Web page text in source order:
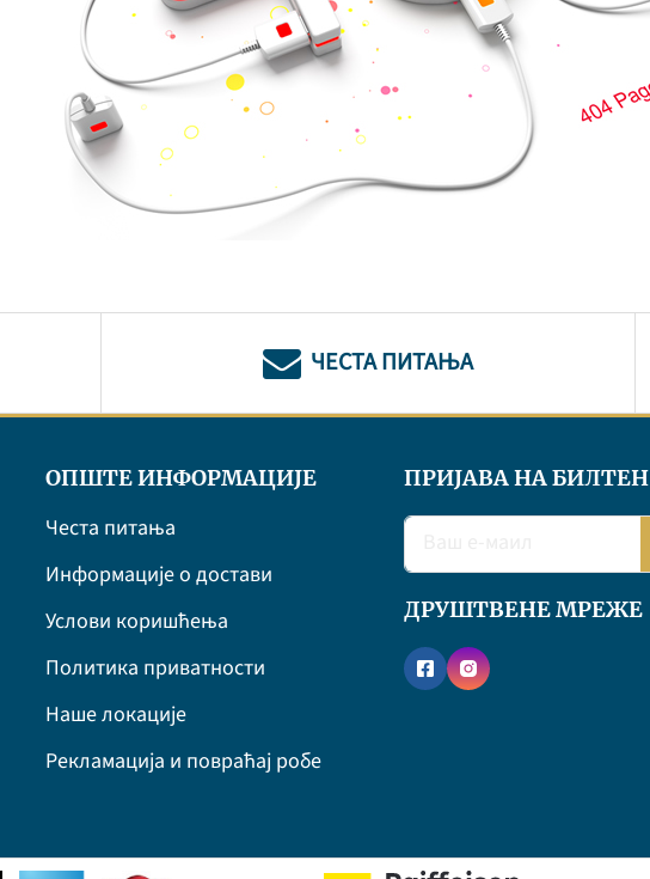
ЧЕСТА ПИТАЊА
ОПШТЕ ИНФОРМАЦИЈЕ
Честа питања
Информације о достави
Услови коришћења
Политика приватности
Наше локације
Рекламација и повраћај робе
ПРИЈАВА НА БИЛТЕН
ДРУШТВЕНЕ МРЕЖЕ